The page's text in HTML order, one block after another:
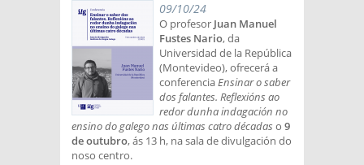
09/10/24
O profesor Juan Manuel
Fustes Nario, da
Universidad de la República
(Montevideo), ofrecerá a
conferenciaEnsinar o saber
dos falantes. Reflexións ao
redor dunha indagación no
ensino do galego nas últimas catro décadas o 9
de outubro, ás 13 h, na sala de divulgación do
noso centro.